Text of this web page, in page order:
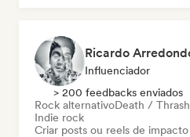
Ricardo
Influenciador
> 200 feedbacks enviados
Rock alternativoDeath / Thrash
Indie rock
Criar posts ou reels de